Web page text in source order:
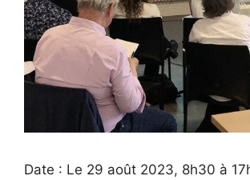
Date : Le 29 août 2023, 8h30 à